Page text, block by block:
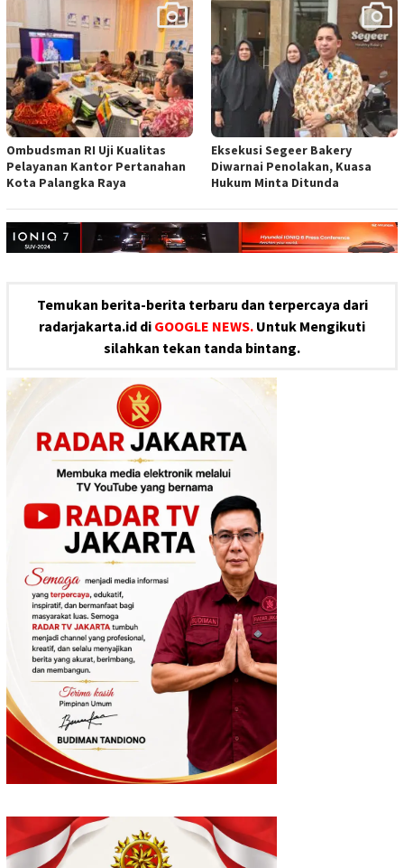
Ombudsman RI Uji Kualitas
Pelayanan Kantor Pertanahan
Kota Palangka Raya
Eksekusi Segeer Bakery
Diwarnai Penolakan, Kuasa
Hukum Minta Ditunda
Temukan berita-berita terbaru dan terpercaya dari
radarjakarta.id di GOOGLE NEWS. Untuk Mengikuti
silahkan tekan tanda bintang.